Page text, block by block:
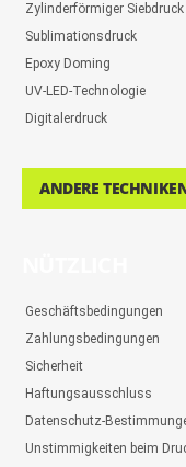
Zylinderförmiger Siebdruck
Sublimationsdruck
Epoxy Doming
UV-LED-Technologie
Digitalerdruck
ANDERE
Geschäftsbedingungen
Zahlungsbedingungen
Sicherheit
Haftungsausschluss
Datenschutz-
Unstimmigkeiten beim